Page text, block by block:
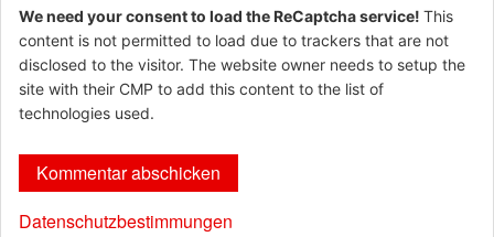
We need your consent to load the ReCaptcha service! This
content is not permitted to load due to trackers that are not
disclosed to the visitor. The website owner needs to setup the
site with their CMP to add this content to the list of
technologies used.
Datenschutzbestimmungen